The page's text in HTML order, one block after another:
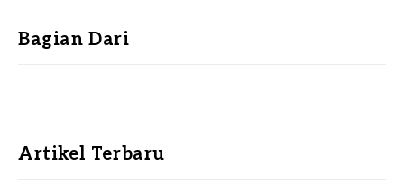
Bagian Dari
Artikel Terbaru